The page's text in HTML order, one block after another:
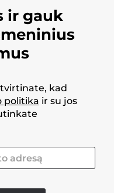
ir gauk
kad
politika ir su jos